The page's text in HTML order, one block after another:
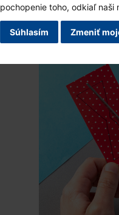
pochopenie toho, odkiaľ naši
Súhlasím Zmeniť